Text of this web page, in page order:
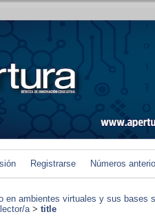
Registrarse Números
en ambientes virtuales y sus
a> title